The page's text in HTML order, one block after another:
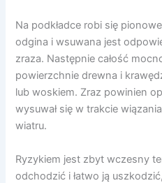
Na podkładce robi się
odgina i wsuwana jest
zraza. Następnie całość
powierzchnie drewna i
lub woskiem. Zraz powinien
wysuwał się w trakcie
wiatru.
Ryzykiem jest zbyt wczesny
odchodzić i łatwo ją